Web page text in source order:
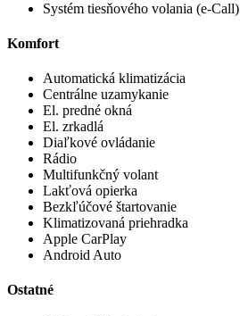
Systém tiesňového volania (e-Call)
Komfort
Automatická klimatizácia
Centrálne uzamykanie
El. predné okná
El. zrkadlá
Diaľkové ovládanie
Rádio
Multifunkčný volant
Lakťová opierka
Bezkľúčové štartovanie
Klimatizovaná priehradka
Apple CarPlay
Android Auto
Ostatné